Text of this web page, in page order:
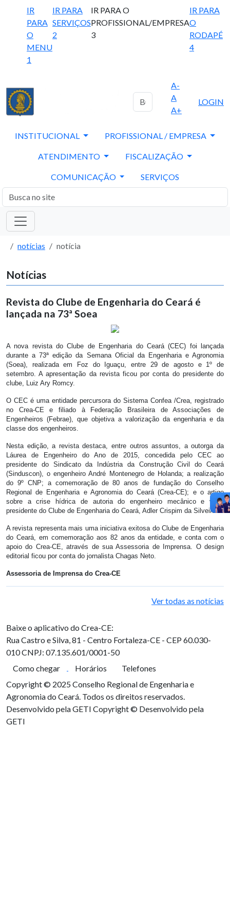
IR
PARA
O
MENU
1
IR PARA
SERVIÇOS
2
IR PARA O
PROFISSIONAL/EMPRESA
3
IR PARA
O
RODAPÉ
4
A-
A
A+
LOGIN
INSTITUCIONAL PROFISSIONAL / EMPRESA
ATENDIMENTO FISCALIZAÇÃO
COMUNICAÇÃO SERVIÇOS
notícias notícia
Notícias
Revista do Clube de Engenharia do Ceará é
lançada na 73ª Soea
A nova revista do Clube de Engenharia do Ceará (CEC) foi lançada
durante a 73ª edição da Semana Oficial da Engenharia e Agronomia
(Soea), realizada em Foz do Iguaçu, entre 29 de agosto e 1º de
setembro. A apresentação da revista ficou por conta do presidente do
clube, Luiz Ary Romcy.
O CEC é uma entidade percursora do Sistema Confea /Crea, registrado
no Crea-CE e filiado à Federação Brasileira de Associações de
Engenheiros (Febrae), que objetiva a valorização da engenharia e da
classe dos engenheiros.
Nesta edição, a revista destaca, entre outros assuntos, a outorga da
Láurea de Engenheiro do Ano de 2015, concedida pelo CEC ao
presidente do Sindicato da Indústria da Construção Civil do Ceará
(Sinduscon), o engenheiro André Montenegro de Holanda; a realização
do 9º CNP; a comemoração de 80 anos de fundação do Conselho
Regional de Engenharia e Agronomia do Ceará (Crea-CE); e o artigo
sobre a crise hídrica de autoria do engenheiro mecânico e vice-
presidente do Clube de Engenharia do Ceará, Adler Crispim da Silveira.
A revista representa mais uma iniciativa exitosa do Clube de Engenharia
do Ceará, em comemoração aos 82 anos da entidade, e conta com o
apoio do Crea-CE, através de sua Assessoria de Imprensa. O design
editorial ficou por conta do jornalista Chagas Neto.
Assessoria de Imprensa do Crea-CE
Ver todas as notícias
Baixe o aplicativo do Crea-CE:
Rua Castro e Silva, 81 - Centro Fortaleza-CE - CEP 60.030-
010CNPJ: 07.135.601/0001-50
Como chegar
Horários
Telefones
Copyright © 2025 Conselho Regional de Engenharia e
Agronomia do Ceará. Todos os direitos reservados.
Desenvolvido pela GETI Copyright © Desenvolvido pela
GETI